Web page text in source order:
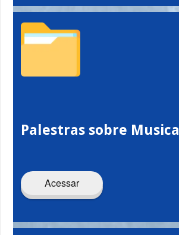
Palestras sobre Musica
Acessar